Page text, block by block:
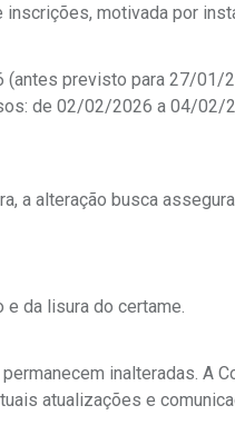
inscrições, motivada por
previsto para 27/01/
de 02/02/2026 a 04/02/
a alteração busca
da lisura do certame.
inalteradas. A
atualizações e